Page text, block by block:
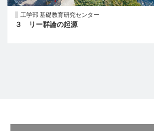
工学部 基礎教育研究センター
３ リー群論の起源